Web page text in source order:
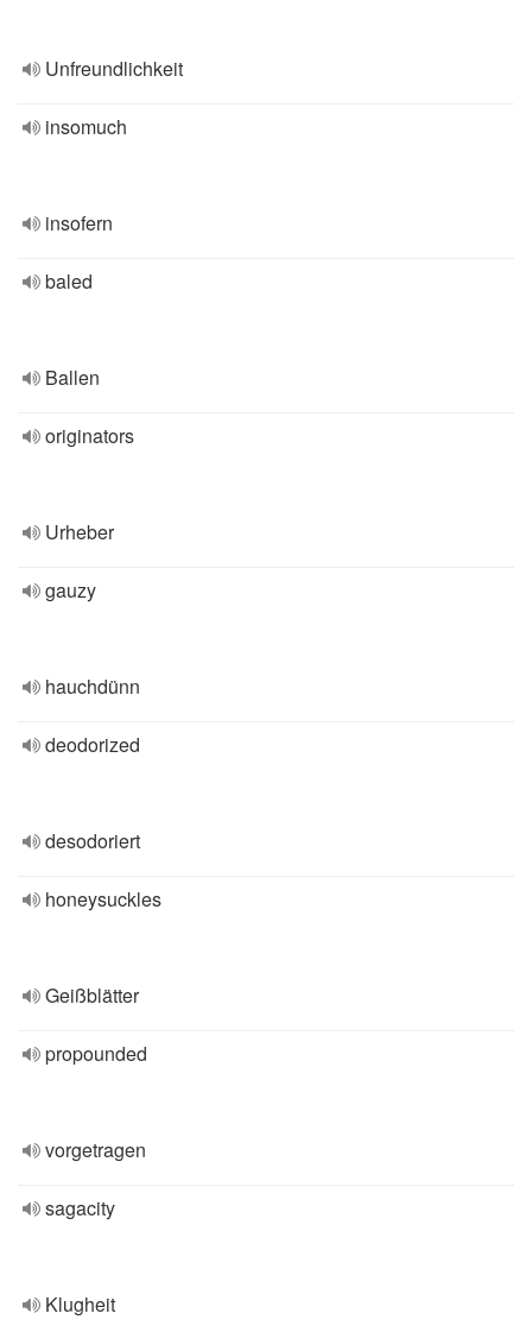
Unfreundlichkeit
insomuch
insofern
baled
Ballen
originators
Urheber
gauzy
hauchdünn
deodorized
desodoriert
honeysuckles
Geißblätter
propounded
vorgetragen
sagacity
Klugheit